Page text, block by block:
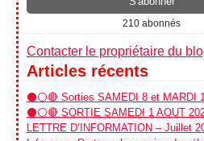
210 abonnés
Contacter le propriétaire du
Articles récents
⚫⚪🔴 Sorties SAMEDI 8 et MARDI
⚫⚪🔴 SORTIE SAMEDI 1 AOUT
LETTRE D’INFORMATION – Juillet